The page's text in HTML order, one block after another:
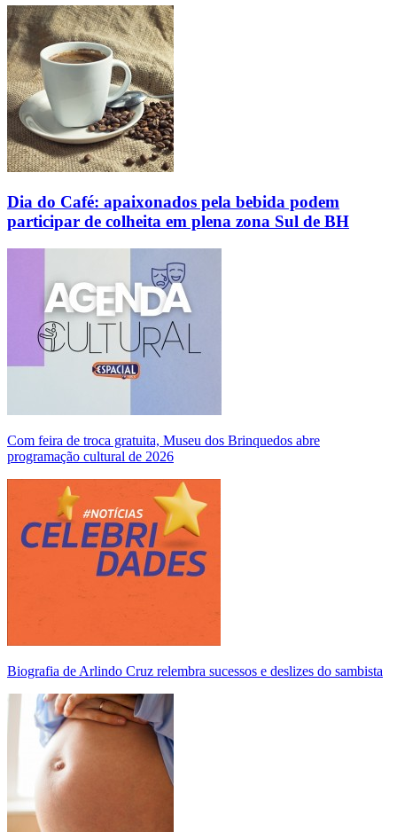
Dia do Café: apaixonados pela bebida podem
participar de colheita em plena zona Sul de BH
Com feira de troca gratuita, Museu dos Brinquedos abre
programação cultural de 2026
Biografia de Arlindo Cruz relembra sucessos e deslizes do sambista